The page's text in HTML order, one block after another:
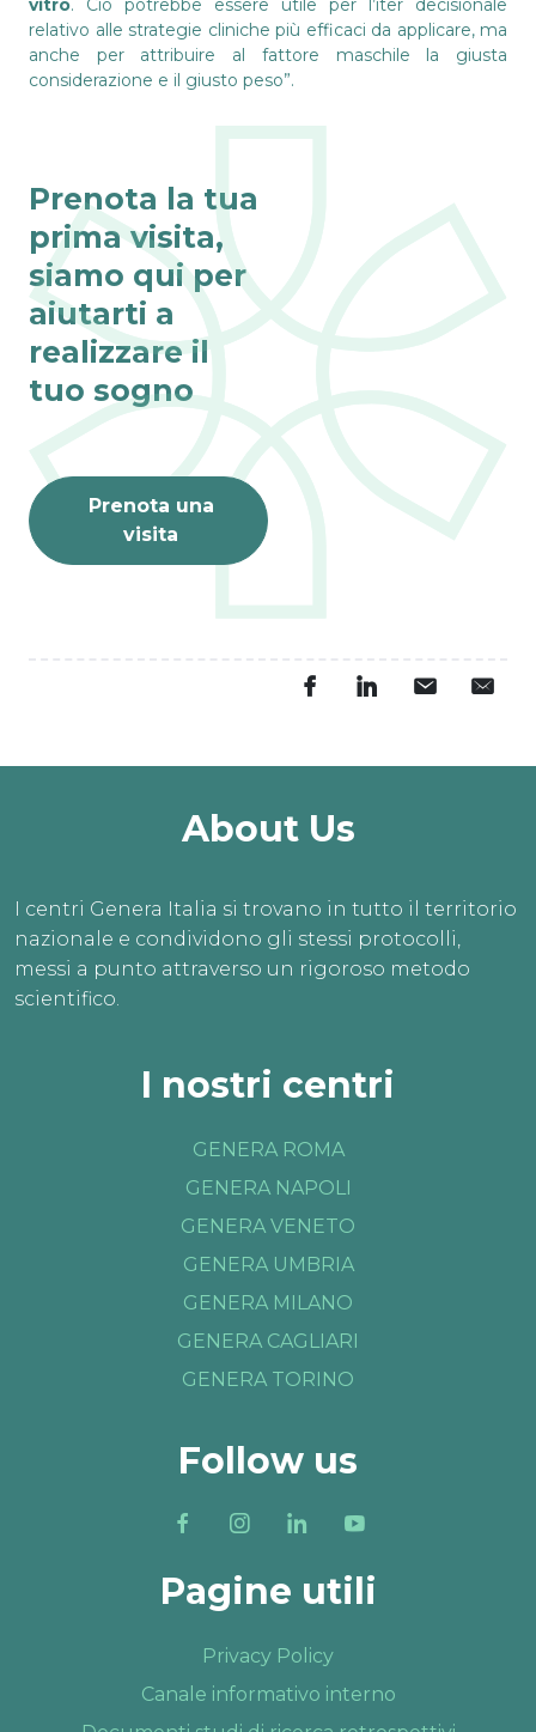
relativo alle strategie cliniche più efficaci da applicare, ma
anche per attribuire al fattore maschile la giusta
considerazione e il giusto peso”.
Prenota la tua
prima visita,
siamo qui per
aiutarti a
realizzare il
tuo sogno
Prenota una
visita
About Us
I centri Genera Italia si trovano in tutto il territorio
nazionale e condividono gli stessi protocolli,
messi a punto attraverso un rigoroso metodo
scientifico.
I nostri centri
GENERA ROMA
GENERA NAPOLI
GENERA VENETO
GENERA UMBRIA
GENERA MILANO
GENERA CAGLIARI
GENERA TORINO
Follow us
Pagine utili
Privacy Policy
Canale informativo interno